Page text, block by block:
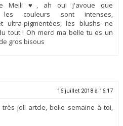
Meili ♥, ah oui j'avoue que
les couleurs sont intenses,
ultra-pigmentées, les blushs ne
tout ! Oh merci ma belle tu es un
gros bisous
16 juillet 2018 à 16:17
très joli artcle, belle semaine à toi,